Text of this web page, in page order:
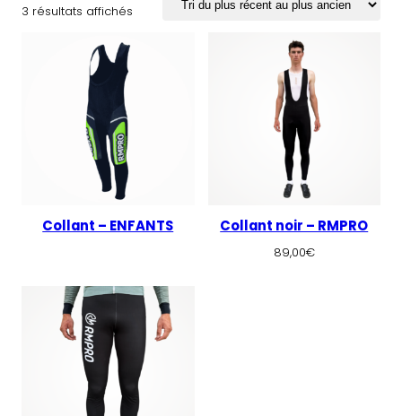
3 résultats affichés
Collant – ENFANTS Collant noir – RMPRO
89,00€